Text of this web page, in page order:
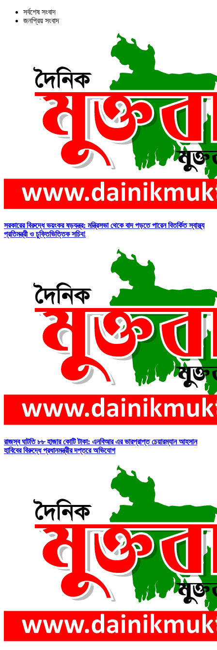
সর্বশেষ সংবাদ
জনপ্রিয় সংবাদ
সরকারের বিরুদ্ধে ভয়ংকর ষড়যন্ত্র: মন্ত্রিসভা থেকে বাদ পড়তে পারেন বিতর্কিত স্বাস্থ্য
প্রতিমন্ত্রী ও চুক্তিভিত্তিক সচিব!
রাজস্ব ঘাটতি ৮৮ হাজার কোটি টাকা: এনবিআর এর ভারপ্রাপ্ত চেয়ারম্যান আহসান
হাবিবের বিরুদ্ধে প্রধানমন্ত্রীর দপ্তরে অভিযোগ